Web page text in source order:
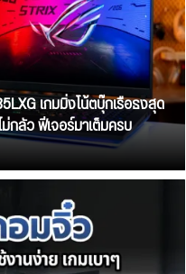
เกมมิ่งโน้ตบุ๊กเรือธงสุด
ลัว ฟีเจอร์มาเต็มครบ